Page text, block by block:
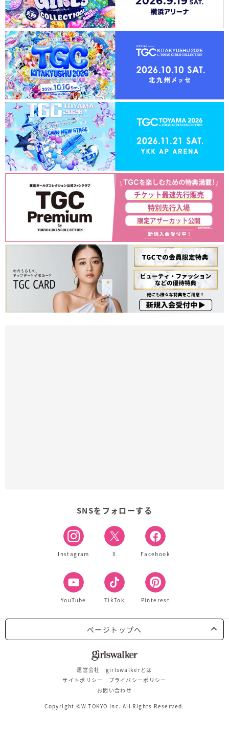
SNSをフォローする
Instagram X Facebook
YouTube TikTok Pinterest
ページトップへ
運営会社
girlswalkerとは
サイトポリシー
プライバシーポリシー
お問い合わせ
Copyright ©W TOKYO Inc. All Rights Reserved.